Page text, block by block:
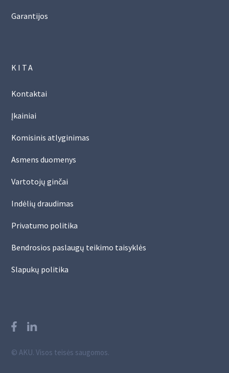
Garantijos
KITA
Kontaktai
Įkainiai
Komisinis atlyginimas
Asmens duomenys
Vartotojų ginčai
Indėlių draudimas
Privatumo politika
Bendrosios paslaugų teikimo taisyklės
Slapukų politika
© AKU. Visos teisės saugomos.